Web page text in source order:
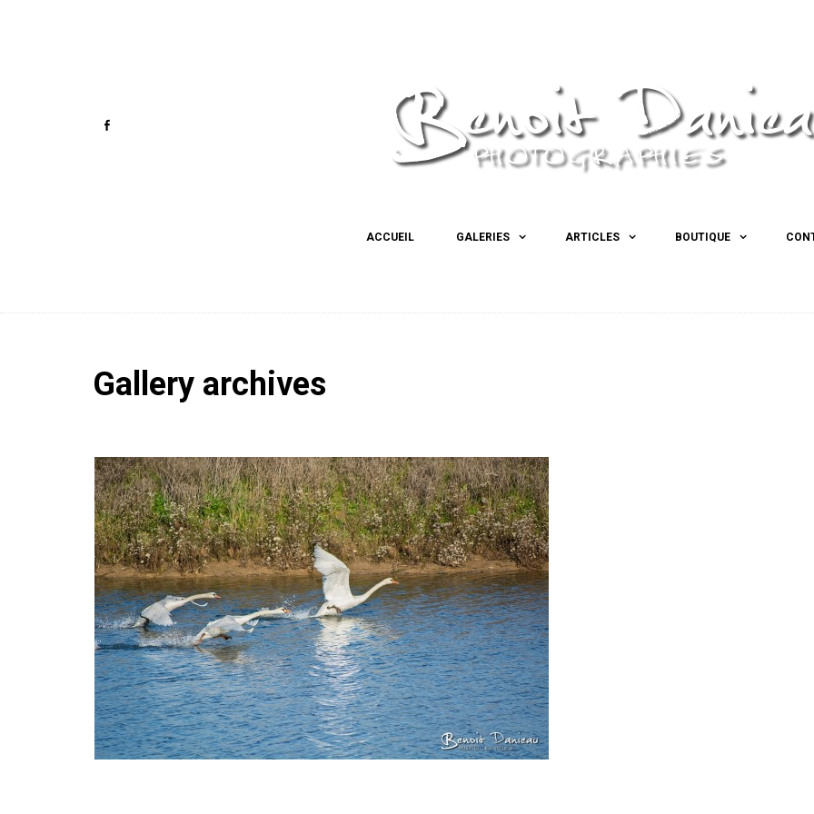
ACCUEIL GALERIES ARTICLES BOUTIQUE
Gallery archives